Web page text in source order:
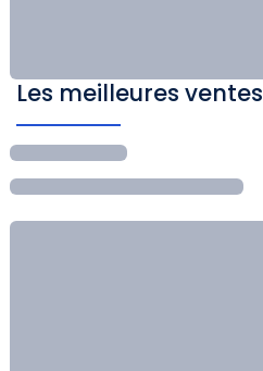
Les meilleures ventes